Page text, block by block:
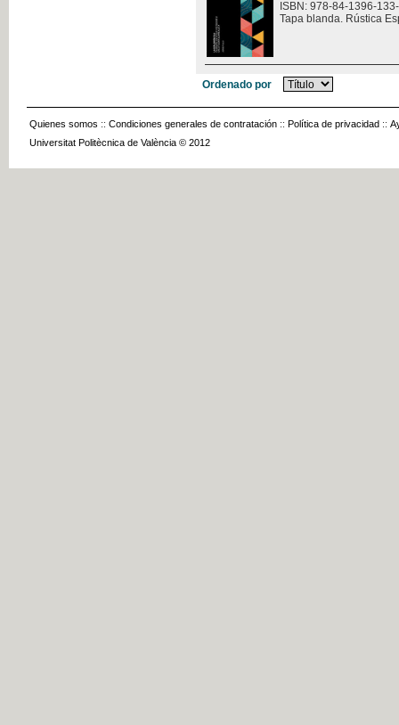
ISBN: 978-84-1396-
Tapa blanda. Rústica
Ordenado por
Quienes somos :: Condiciones generales de contratación :: Política de privacidad ::
Universitat Politècnica de València © 2012